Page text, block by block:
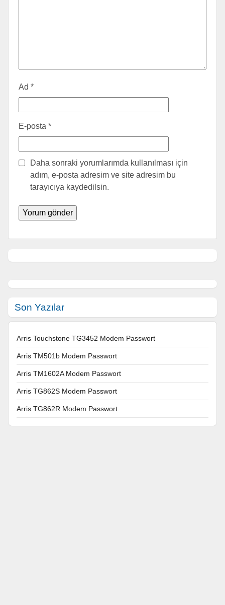
Ad *
E-posta *
Daha sonraki yorumlarımda kullanılması için
adım, e-posta adresim ve site adresim bu
tarayıcıya kaydedilsin.
Son Yazılar
Arris Touchstone TG3452 Modem Passwort
Arris TM501b Modem Passwort
Arris TM1602A Modem Passwort
Arris TG862S Modem Passwort
Arris TG862R Modem Passwort